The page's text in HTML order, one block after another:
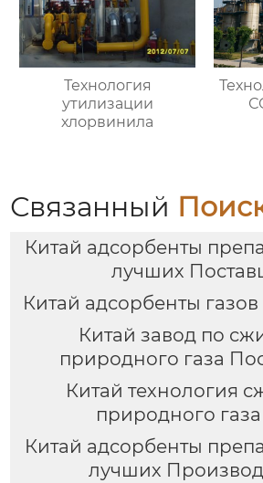
Технология
утилизации
хлорвинила
Связанный
Китай адсорбенты
лучших
Китай адсорбенты
Китай завод по
природного газа
Китай технология
природного
Китай адсорбенты
лучших